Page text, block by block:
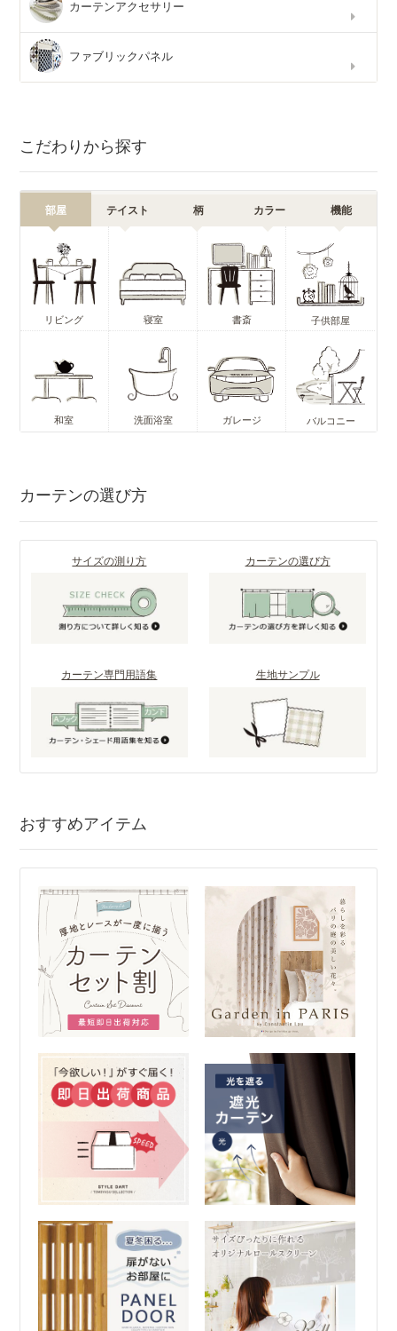
カーテンアクセサリー
ファブリックパネル
こだわりから探す
部屋 テイスト 柄 カラー 機能
リビング 寝室 書斎 子供部屋
和室 洗面浴室 ガレージ バルコニー
カーテンの選び方
サイズの測り方 カーテンの選び方
カーテン専門用語集 生地サンプル
おすすめアイテム